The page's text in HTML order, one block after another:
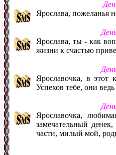
Ярослава, пожеланья
Ярослава, ты - как
жизни к счастью
Ярославочка, в этот
Успехов тебе, они
Ярославочка,
замечательный
части, милый мой,